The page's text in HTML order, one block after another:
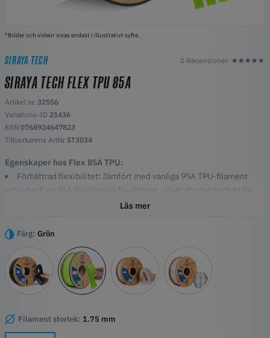
*Bilder och videor visas endast i illustrativt syfte.
SIRAYA TECH 0 Recensioner
SIRAYA TECH FLEX TPU 85A
Artikel nr. 32556
Variations-ID 21436
EAN 0768924647823
Tillverkarens ArtNr ST3034
Egenskaper hos Flex 85A TPU:
Förbättrad flexibilitet: Jämfört med vanliga 95A TPU-filament
erbjuder Flex 85A överlägsen flexibilitet, vilket gör det perfekt för
bärbara enheter och flexibla komponenter.
motståndskraft mot stötar och är idealiskt för projekt som kräver hög
hållbarhet och styrka.
Enkel utskrift: Flex 85A är speciellt utvecklat för att extruderas
lättare och fästa bättre, vilket säkerställer en jämnare
utskriftsprocess som fungerar med många skrivarmodeller.
snabbare än jämförbara TPU-filament samtidigt som
Läs mer
Färg: Grön
Filament storlek: 1.75 mm